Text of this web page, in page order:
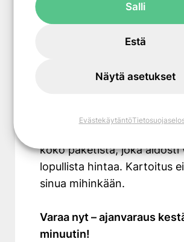
Salli
Estä
Näytä asetukset
Evästekäytäntö
Kartoituskäynti 1,5h
kotikäyntiaika. Saat
koko paketista, joka aidosti
lopullista hintaa. Kartoitus
sinua mihinkään.
Varaa nyt – ajanvaraus
minuutin!